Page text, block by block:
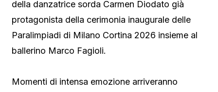
della danzatrice sorda Carmen Diodato già
protagonista della cerimonia inaugurale delle
Paralimpiadi di Milano Cortina 2026 insieme al
ballerino Marco Fagioli.
Momenti di intensa emozione arriveranno